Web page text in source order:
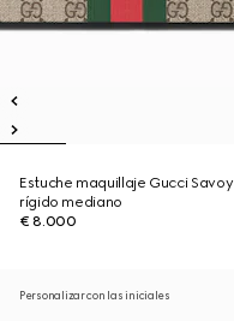
Estuche maquillaje Gucci Savoy
rígido mediano
€ 8.000
Personalizar con las iniciales